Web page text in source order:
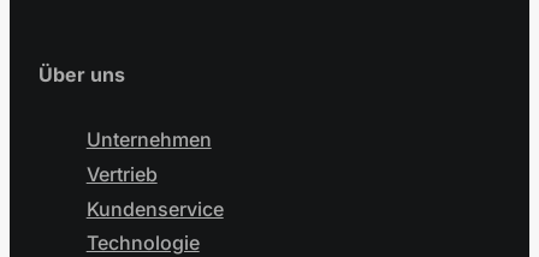
Über uns
Unternehmen
Vertrieb
Kundenservice
Technologie